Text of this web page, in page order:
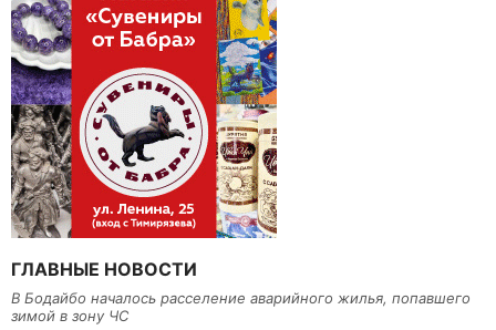
ГЛАВНЫЕ НОВОСТИ
В Бодайбо началось расселение аварийного жилья, попавшего
зимой в зону ЧС